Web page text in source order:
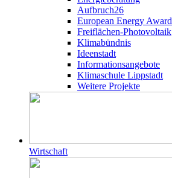
Aufbruch26
European Energy Award
Freiflächen-Photovoltaik
Klimabündnis
Ideenstadt
Informationsangebote
Klimaschule Lippstadt
Weitere Projekte
Wirtschaft